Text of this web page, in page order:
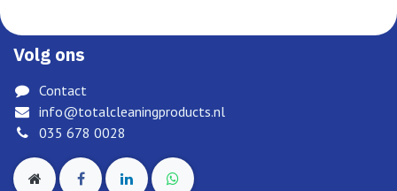
Volg ons
Contact
info@totalcleaningproducts.nl
035 678 0028